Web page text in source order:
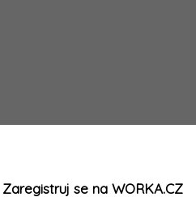
Zaregistruj se na WORKA.CZ